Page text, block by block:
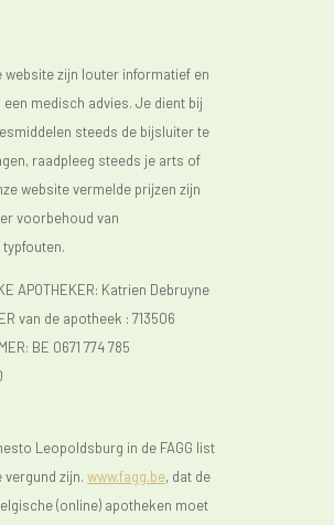
website zijn louter informatief en
medisch advies. Je dient bij
steeds de bijsluiter te
raadpleeg steeds je arts of
website vermelde prijzen zijn
voorbehoud van
APOTHEKER: Katrien Debruyne
van de apotheek : 713506
BE 0671 774 785
Leopoldsburg in de FAGG list
vergund zijn. www.fagg.be, dat de
(online) apotheken moet